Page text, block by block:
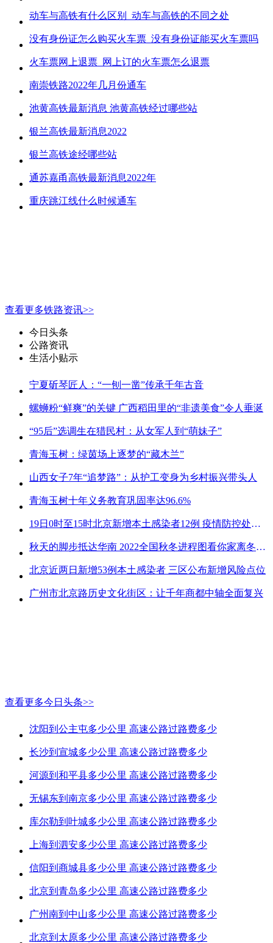
动车与高铁有什么区别_动车与高铁的不同之处
没有身份证怎么购买火车票_没有身份证能买火车票吗
火车票网上退票_网上订的火车票怎么退票
南崇铁路2022年几月份通车
池黄高铁最新消息 池黄高铁经过哪些站
银兰高铁最新消息2022
银兰高铁途经哪些站
通苏嘉甬高铁最新消息2022年
重庆跳江线什么时候通车
查看更多铁路资讯>>
今日头条
公路资讯
生活小贴示
宁夏斫琴匠人：“一刨一凿”传承千年古音
螺蛳粉“鲜爽”的关键 广西稻田里的“非遗美食”令人垂涎
“95后”选调生在猎民村：从女军人到“萌妹子”
青海玉树：绿茵场上逐梦的“藏木兰”
山西女子7年“追梦路”：从护工变身为乡村振兴带头人
青海玉树十年义务教育巩固率达96.6%
19日0时至15时北京新增本土感染者12例 疫情防控处关键时刻
秋天的脚步抵达华南 2022全国秋冬进程图看你家离冬天有多远
北京近两日新增53例本土感染者 三区公布新增风险点位
广州市北京路历史文化街区：让千年商都中轴全面复兴
查看更多今日头条>>
沈阳到公主屯多少公里 高速公路过路费多少
长沙到宣城多少公里 高速公路过路费多少
河源到和平县多少公里 高速公路过路费多少
无锡东到南京多少公里 高速公路过路费多少
库尔勒到叶城多少公里 高速公路过路费多少
上海到泗安多少公里 高速公路过路费多少
信阳到商城县多少公里 高速公路过路费多少
北京到青岛多少公里 高速公路过路费多少
广州南到中山多少公里 高速公路过路费多少
北京到太原多少公里 高速公路过路费多少